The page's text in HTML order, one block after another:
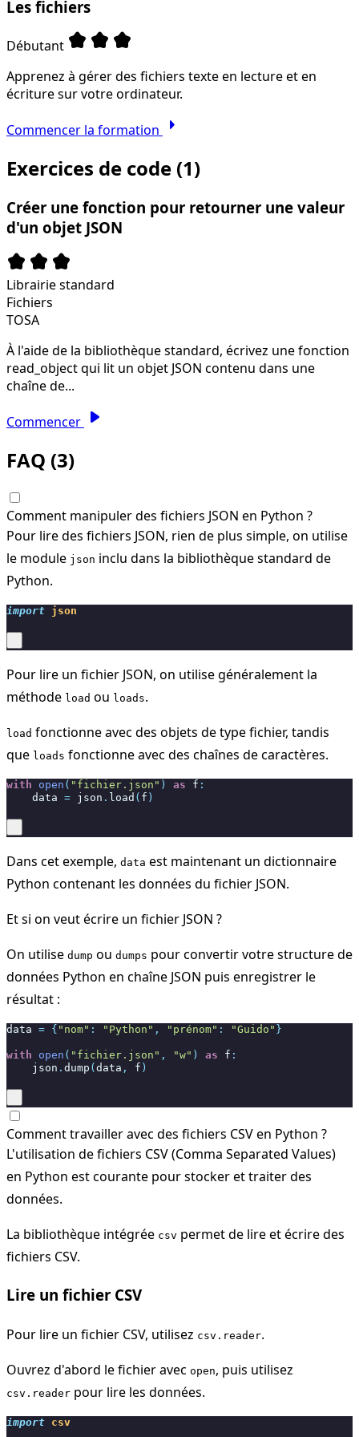
Les fichiers
Débutant kid_star kid_star kid_star
Apprenez à gérer des fichiers texte en lecture et en
écriture sur votre ordinateur.
Commencer la formation arrow_right
Exercices de code (1)
Créer une fonction pour retourner une valeur
d'un objet JSON
kid_star kid_star kid_star
Librairie standard
Fichiers
TOSA
À l'aide de la bibliothèque standard, écrivez une fonction
read_object qui lit un objet JSON contenu dans une
chaîne de...
Commencer play_arrow
FAQ (3)
Comment manipuler des fichiers JSON en Python ?
Pour lire des fichiers JSON, rien de plus simple, on utilise
le module json inclu dans la bibliothèque standard de
Python.
import json
Pour lire un fichier JSON, on utilise généralement la
méthode load ou loads.
load fonctionne avec des objets de type fichier, tandis
que loads fonctionne avec des chaînes de caractères.
with open ( "fichier.json" ) as f :
data = json . load ( f )
Dans cet exemple, data est maintenant un dictionnaire
Python contenant les données du fichier JSON.
Et si on veut écrire un fichier JSON ?
On utilise dump ou dumps pour convertir votre structure de
données Python en chaîne JSON puis enregistrer le
résultat :
data = { "nom" : "Python" , "prénom" : "Guido" }
with open ( "fichier.json" , "w" ) as f :
json . dump (data , f )
Comment travailler avec des fichiers CSV en Python ?
L'utilisation de fichiers CSV (Comma Separated Values)
en Python est courante pour stocker et traiter des
données.
La bibliothèque intégrée csv permet de lire et écrire des
fichiers CSV.
Lire un fichier CSV
Pour lire un fichier CSV, utilisez csv.reader.
Ouvrez d'abord le fichier avec open, puis utilisez
csv.reader pour lire les données.
import csv